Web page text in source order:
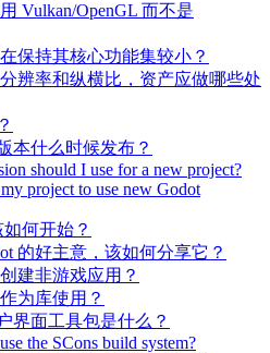
Vulkan/OpenGL 而不是
保持其核心功能集较小？
辨率和纵横比，资产应做哪些处
本什么时候发布？
should I use for a new project?
project to use new Godot
何开始？
的好主意，该如何分享它？
建非游戏应用？
为库使用？
界面工具包是什么？
the SCons build system?